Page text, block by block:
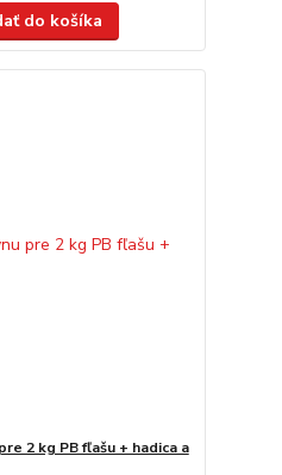
do košíka
2 kg PB fľašu + hadica a